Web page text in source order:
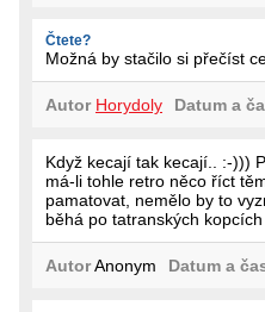
Čtete?
Možná by stačilo si přečíst
Autor Horydoly Datum a
Když kecají tak kecají.. :-)))
má-li tohle retro něco říct
pamatovat, nemělo by to
běhá po tatranských
AutorAnonym Datum a